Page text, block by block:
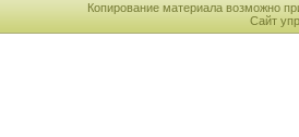
Копирование материала возможно
Сайт